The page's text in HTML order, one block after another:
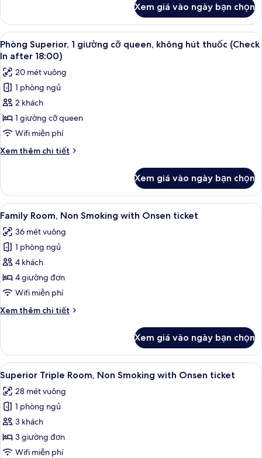
hút
thuốc
(C/I
after
18:00,
with
Onsen
Ticket)
Phòng
Superior,
1
giường
queen,
không
hút
thuốc
(C/I
18:00,
with
Onsen
Xem giá vào ngày bạn chọn
Xem
tất
cả
ảnh
Phòng
Superior,
1
giường
cỡ
queen,
hút
thuốc
(Check
In
after
18:00)
Chăn bông, két bảo mật tại phòng,
2
Phòng Superior, 1 giường cỡ queen, không hút thuốc (Check
In after 18:00)
20 mét vuông
1 phòng ngủ
2 khách
1 giường cỡ queen
Wifi miễn phí
Xem thêm chi tiết
Chi
Phòng
Superior,
1
giường
cỡ
queen,
hút
thuốc
(Check
In
after
Xem giá vào ngày bạn chọn
Xem
tất
cả
ảnh
Family
Room,
Non
with
Chăn bông, két bảo mật tại phòng,
2
Family Room, Non Smoking with Onsen ticket
36 mét vuông
1 phòng ngủ
4 khách
4 giường đơn
Wifi miễn phí
Xem thêm chi tiết
Chi
Family
Room,
Non
Smoking
with
Onsen
Xem giá vào ngày bạn chọn
Xem
tất
cả
ảnh
Superior
Triple
Room,
Chăn bông, két bảo mật tại phòng,
2
Superior Triple Room, Non Smoking with Onsen ticket
28 mét vuông
1 phòng ngủ
3 khách
3 giường đơn
Wifi miễn phí